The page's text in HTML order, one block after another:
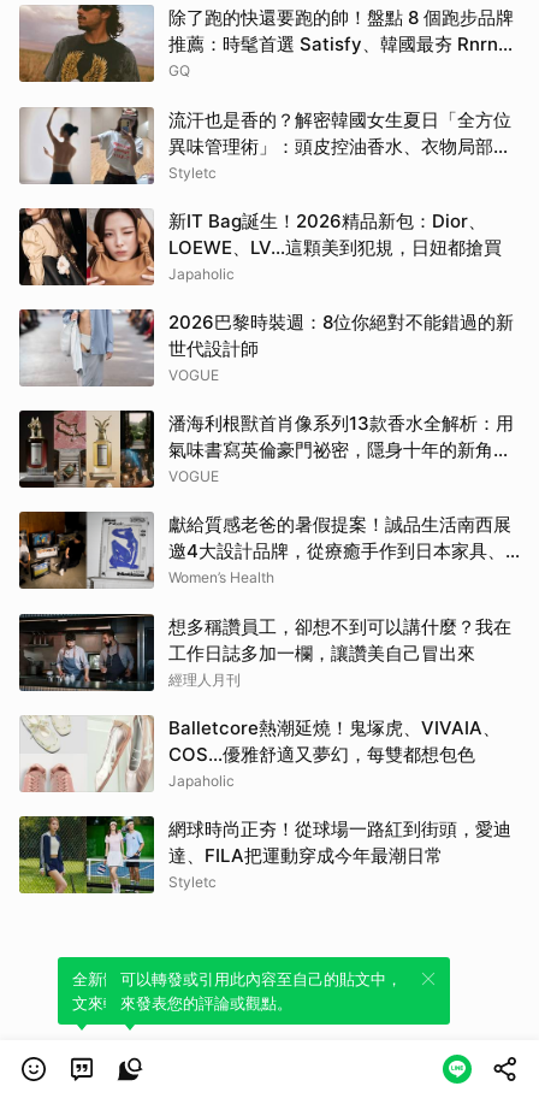
除了跑的快還要跑的帥！盤點 8 個跑步品牌
推薦：時髦首選 Satisfy、韓國最夯 Rnrn
全都要擁有！
GQ
流汗也是香的？解密韓國女生夏日「全方位
異味管理術」：頭皮控油香水、衣物局部消
臭，打造自帶母胎偽體香
Styletc
新IT Bag誕生！2026精品新包：Dior、
LOEWE、LV…這顆美到犯規，日妞都搶買
Japaholic
2026巴黎時裝週：8位你絕對不能錯過的新
世代設計師
VOGUE
潘海利根獸首肖像系列13款香水全解析：用
氣味書寫英倫豪門祕密，隱身十年的新角色
終於現身
VOGUE
獻給質感老爸的暑假提案！誠品生活南西展
邀4大設計品牌，從療癒手作到日本家具、
AI好禮寵愛全家 | Women's Health
Women’s Health
想多稱讚員工，卻想不到可以講什麼？我在
工作日誌多加一欄，讓讚美自己冒出來
經理人月刊
Balletcore熱潮延燒！鬼塚虎、VIVAIA、
COS…優雅舒適又夢幻，每雙都想包色
Japaholic
網球時尚正夯！從球場一路紅到街頭，愛迪
達、FILA把運動穿成今年最潮日常
Styletc
全新體驗！一鍵引用此內容，透過發布貼
文來輕鬆表達個人立場。
可以轉發或引用此內容至自己的貼文中，
來發表您的評論或觀點。